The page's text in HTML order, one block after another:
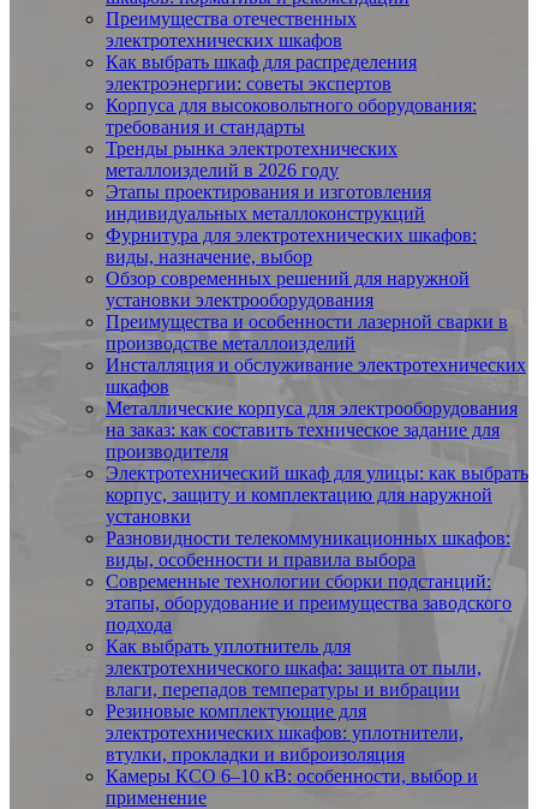
Преимущества отечественных
электротехнических шкафов
Как выбрать шкаф для распределения
электроэнергии: советы экспертов
Корпуса для высоковольтного оборудования:
требования и стандарты
Тренды рынка электротехнических
металлоизделий в 2026 году
Этапы проектирования и изготовления
индивидуальных металлоконструкций
Фурнитура для электротехнических шкафов:
виды, назначение, выбор
Обзор современных решений для наружной
установки электрооборудования
Преимущества и особенности лазерной сварки в
производстве металлоизделий
Инсталляция и обслуживание электротехнических
шкафов
Металлические корпуса для электрооборудования
на заказ: как составить техническое задание для
производителя
Электротехнический шкаф для улицы: как выбрать
корпус, защиту и комплектацию для наружной
установки
Разновидности телекоммуникационных шкафов:
виды, особенности и правила выбора
Современные технологии сборки подстанций:
этапы, оборудование и преимущества заводского
подхода
Как выбрать уплотнитель для
электротехнического шкафа: защита от пыли,
влаги, перепадов температуры и вибрации
Резиновые комплектующие для
электротехнических шкафов: уплотнители,
втулки, прокладки и виброизоляция
Камеры КСО 6–10 кВ: особенности, выбор и
применение